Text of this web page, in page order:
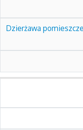
Dzierżawa